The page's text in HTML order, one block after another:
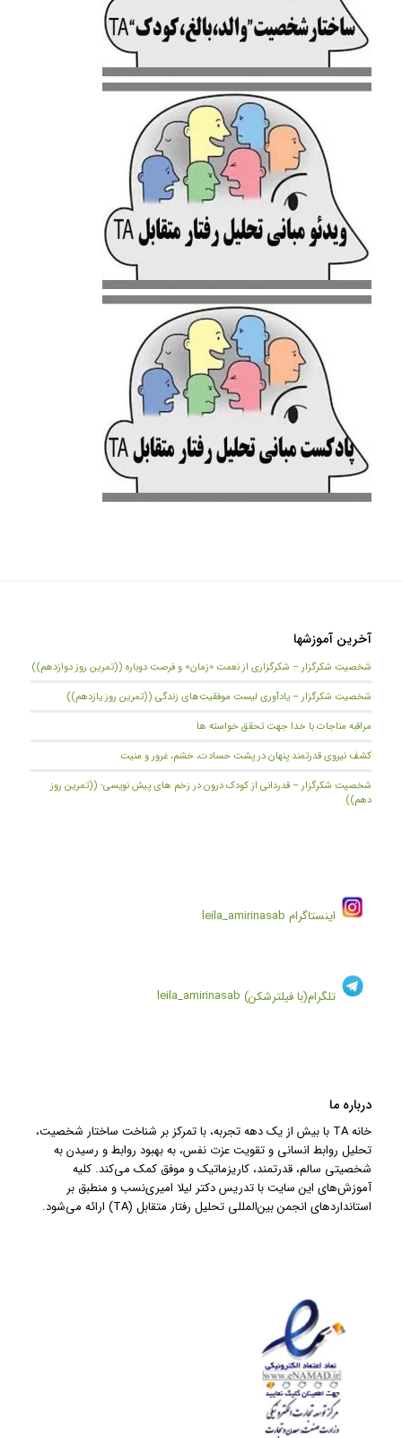
آخرین آموزشها
شخصیت شکرگزار – شکرگزاری از نعمت «زمان» و فرصت دوباره ((تمرین روز دوازدهم))
شخصیت شکرگزار – یادآوری لیست موفقیت‌های زندگی ((تمرین روز یازدهم))
مراقبه مناجات با خدا جهت تحقق خواسته ها
کشف نیروی قدرتمند پنهان در پشت حسادت، خشم، غرور و منیت
شخصیت شکرگزار – قدردانی از کودک درون در زخم های پیش نویسی- ((تمرین روز
دهم))
اینستاگرام leila_amirinasab
تلگرام(با فیلترشکن) leila_amirinasab
درباره ما
خانه TA با بیش از یک دهه تجربه، با تمرکز بر شناخت ساختار شخصیت،
تحلیل روابط انسانی و تقویت عزت نفس، به بهبود روابط و رسیدن به
شخصیتی سالم، قدرتمند، کاریزماتیک و موفق کمک می‌کند. کلیه
آموزش‌های این سایت با تدریس دکتر لیلا امیری‌نسب و منطبق بر
استانداردهای انجمن بین‌المللی تحلیل رفتار متقابل (TA) ارائه می‌شود.